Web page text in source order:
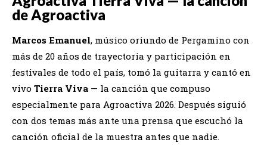
de Agroactiva
Marcos Emanuel, músico oriundo de Pergamino con
más de 20 años de trayectoria y participación en
festivales de todo el país, tomó la guitarra y cantó en
vivo Tierra Viva — la canción que compuso
especialmente para Agroactiva 2026. Después siguió
con dos temas más ante una prensa que escuchó la
canción oficial de la muestra antes que nadie.